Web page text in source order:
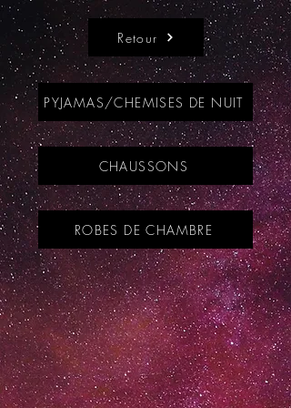
Retour
PYJAMAS/CHEMISES DE NUIT
CHAUSSONS
ROBES DE CHAMBRE